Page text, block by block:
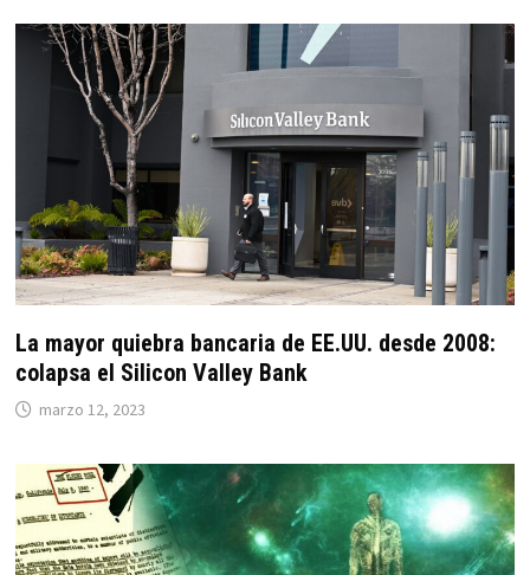
La mayor quiebra bancaria de EE.UU. desde 2008:
colapsa el Silicon Valley Bank
marzo 12, 2023